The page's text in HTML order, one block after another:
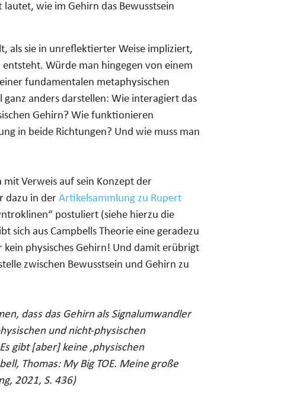
lautet, wie im Gehirn das Bewusstsein
als sie in unreflektierter Weise impliziert,
entsteht. Würde man hingegen von einem
fundamentalen metaphysischen
ganz anders darstellen: Wie interagiert das
Gehirn? Wie funktionieren
in beide Richtungen? Und wie muss man
mit Verweis auf sein Konzept der
dazu in der Artikelsammlung zu Rupert
postuliert (siehe hierzu die
sich aus Campbells Theorie eine geradezu
physisches Gehirn! Und damit erübrigt
zwischen Bewusstsein und Gehirn zu
dass das Gehirn als Signalumwandler
und nicht-physischen
gibt [aber] keine ‚physischen
Thomas: My Big TOE. Meine große
2021, S. 436)